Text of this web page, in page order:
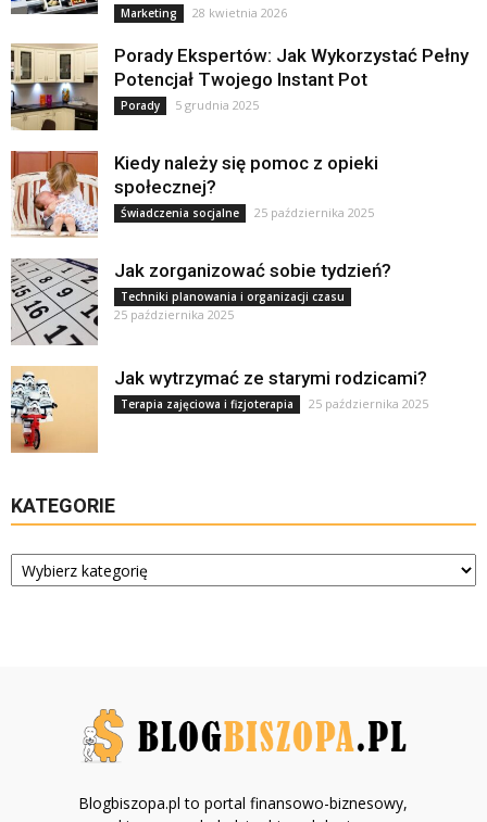
Marketing 28 kwietnia 2026
Porady Ekspertów: Jak Wykorzystać Pełny
Potencjał Twojego Instant Pot
Porady 5 grudnia 2025
Kiedy należy się pomoc z opieki
społecznej?
Świadczenia socjalne 25 października 2025
Jak zorganizować sobie tydzień?
Techniki planowania i organizacji czasu
25 października 2025
Jak wytrzymać ze starymi rodzicami?
Terapia zajęciowa i fizjoterapia 25 października 2025
KATEGORIE
Kategorie
Blogbiszopa.pl to portal finansowo-biznesowy,